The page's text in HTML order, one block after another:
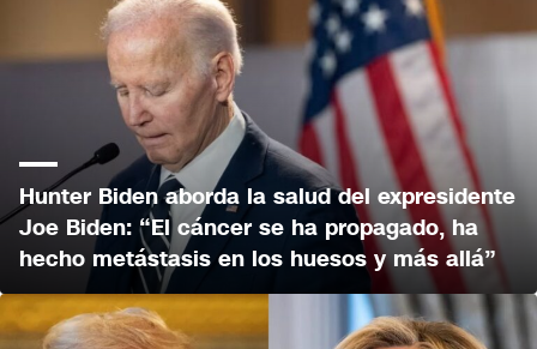
Hunter Biden aborda la salud del expresidente
Joe Biden: “El cáncer se ha propagado, ha
hecho metástasis en los huesos y más allá”